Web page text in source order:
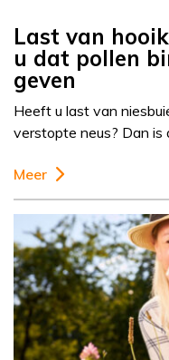
Last van
u dat pollen
geven
Heeft u last van
verstopte neus? Dan
Meer